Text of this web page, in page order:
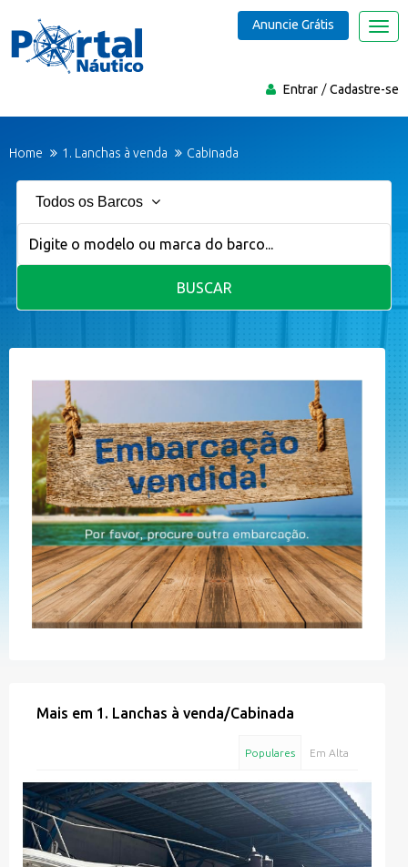
Entrar Cadastre-se
Anuncie Grátis
Home 1. Lanchas à venda Cabinada
Todos os Barcos
BUSCAR
Mais em 1. Lanchas à venda/Cabinada
Populares Em Alta